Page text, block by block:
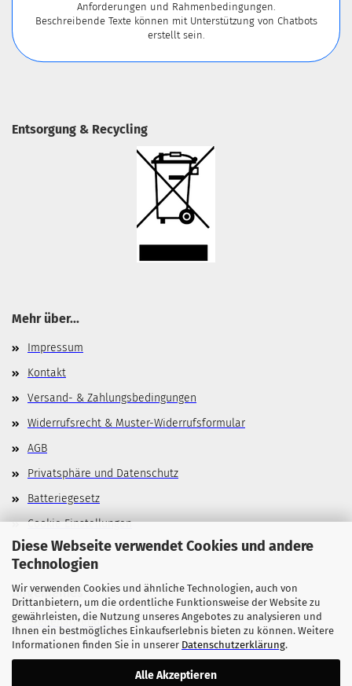
Diese Webseite verwendet Cookies und andere
Technologien
Wir verwenden Cookies und ähnliche Technologien, auch von
Drittanbietern, um die ordentliche Funktionsweise der Website zu
gewährleisten, die Nutzung unseres Angebotes zu analysieren und
Ihnen ein bestmögliches Einkaufserlebnis bieten zu können. Weitere
Informationen finden Sie in unserer Datenschutzerklärung.
Alle Akzeptieren
Anforderungen und Rahmenbedingungen.
Beschreibende Texte können mit Unterstützung von Chatbots
erstellt sein.
Entsorgung & Recycling
Mehr über...
Impressum
Kontakt
Versand- & Zahlungsbedingungen
Widerrufsrecht & Muster-Widerrufsformular
AGB
Privatsphäre und Datenschutz
Batteriegesetz
Cookie Einstellungen
Allgemeines
Stellenangebote